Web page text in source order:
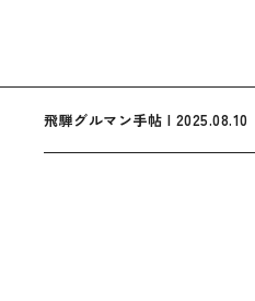
飛騨グルマン手帖 | 2025.08.10